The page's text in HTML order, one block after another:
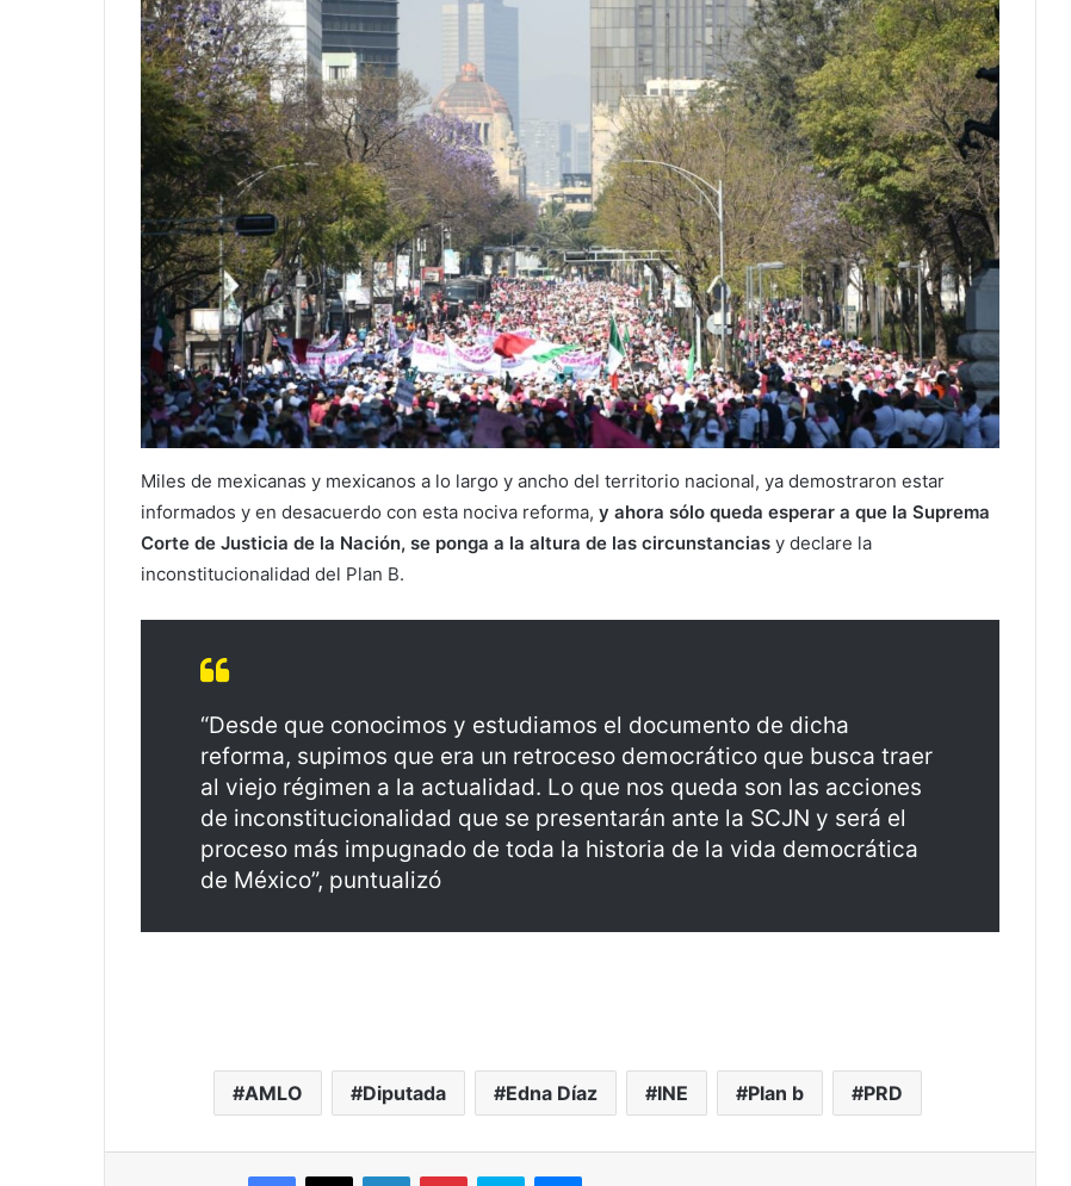
Miles de mexicanas y mexicanos a lo largo y ancho del territorio nacional, ya demostraron estar
informados y en desacuerdo con esta nociva reforma, y ahora sólo queda esperar a que la Suprema
Corte de Justicia de la Nación, se ponga a la altura de las circunstancias y declare la
inconstitucionalidad del Plan B.
“Desde que conocimos y estudiamos el documento de dicha
reforma, supimos que era un retroceso democrático que busca traer
al viejo régimen a la actualidad. Lo que nos queda son las acciones
de inconstitucionalidad que se presentarán ante la SCJN y será el
proceso más impugnado de toda la historia de la vida democrática
de México”, puntualizó
AMLO Diputada Edna Díaz INE Plan b PRD
Facebook
X LinkedInPinterestSkype Messenger